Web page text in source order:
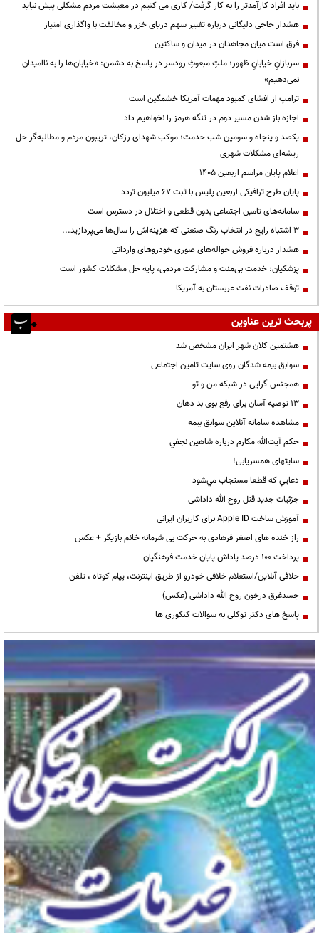
باید افراد کارآمدتر را به کار گرفت/ کاری می کنیم در معیشت مردم مشکلی پیش نیاید
هشدار حاجی دلیگانی درباره تغییر سهم دریای خزر و مخالفت با واگذاری امتیاز
فرق است میان مجاهدان در میدان و ساکتین
سربازانِ خیابانِ ظهور؛ ملتِ مبعوثِ رودسر در پاسخ به دشمن: «خیابان‌ها را به ناامیدان
نمی‌دهیم»
ترامپ از افشای کمبود مهمات آمریکا خشمگین است
اجازه باز شدن مسیر دوم در تنگه هرمز را نخواهیم داد
یکصد و پنجاه و سومین شب خدمت؛ موکب شهدای رزکان، تریبون مردم و مطالبه‌گر حل
ریشه‌ای مشکلات شهری
اعلام پایان مراسم اربعین ۱۴۰۵
پایان طرح ترافیکی اربعین پلیس با ثبت ۶۷ میلیون تردد
سامانه‌های تامین اجتماعی بدون قطعی و اختلال در دسترس است
3 اشتباه رایج در انتخاب رنگ صنعتی که هزینه‌اش را سال‌ها می‌پردازید...
هشدار درباره فروش حواله‌های صوری خودروهای وارداتی
پزشکیان: خدمت بی‌منت و مشارکت مردمی، پایه حل مشکلات کشور است
توقف صادرات نفت عربستان به آمریکا
پربحث ترین عناوین
هشتمین کلان شهر ایران مشخص شد
سوابق بیمه شدگان روی سایت تامین اجتماعی
همجنس گرایی در شبکه من و تو
13 توصیه آسان برای رفع بوی بد دهان
مشاهده سامانه آنلاين سوابق بیمه
حكم آيت‌الله مكارم درباره شاهين نجفي
سایتهای همسریابی!
دعايي كه قطعا مستجاب مي‌شود
جزئیات جدید قتل روح الله داداشی
آموزش ساخت Apple ID برای کاربران ایرانی
راز خنده های اصغر فرهادی به حرکت بی شرمانه خانم بازیگر + عکس
پرداخت ۱۰۰ درصد پاداش پایان خدمت فرهنگیان
خلافی آنلاین/استعلام خلافی خودرو از طریق اینترنت، پیام کوتاه ، تلفن
جسدغرق درخون روح الله داداشی (عکس)
پاسخ های دکتر توکلی به سوالات کنکوری ها